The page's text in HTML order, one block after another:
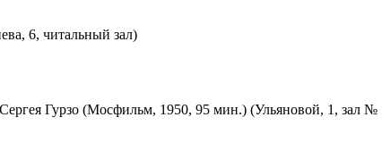
6, читальный зал)
Гурзо (Мосфильм, 1950, 95 мин.) (Ульяновой, 1, зал №